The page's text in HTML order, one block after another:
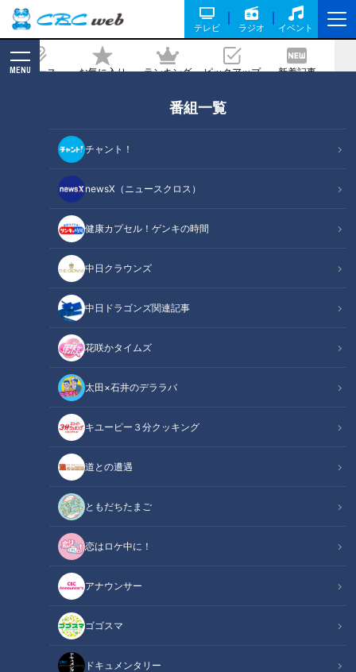
テレビ ラジオ イベント
ニュース お気に入り ランキング ピックアップ 新着記事
MENU
番組一覧
チャント！
newsX（ニュースクロス）
健康カプセル！ゲンキの時間
中日クラウンズ
中日ドラゴンズ関連記事
花咲かタイムズ
太田×石井のデララバ
キユーピー３分クッキング
道との遭遇
ともだちたまご
恋はロケ中に！
アナウンサー
ゴゴスマ
ドキュメンタリー
ない影の名捕手・小田幸平「誰がぶーち
ゃんやねん！名前あるわっ！」
記事に戻る
CBCテレビ野球中継「燃えよドラゴンズ」(C)燃えドラch
この記事の画像（全12枚）